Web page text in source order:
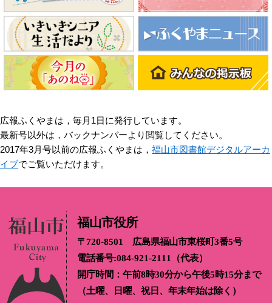
広報ふくやまは，毎月1日に発行しています。
最新号以外は，バックナンバーより閲覧してください。
2017年3月号以前の広報ふくやまは， 福山市図書館デジタルアーカ
イブでご覧いただけます。
福山市役所
〒720-8501 広島県福山市東桜町3番5号
電話番号:084-921-2111（代表）
開庁時間：午前8時30分から午後5時15分まで
（土曜、日曜、祝日、年末年始は除く）